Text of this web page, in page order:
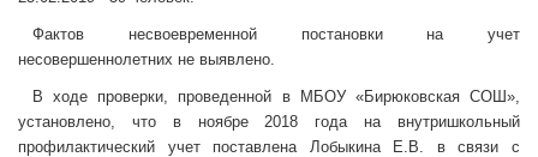
Фактов несвоевременной постановки на учет
несовершеннолетних не выявлено.
В ходе проверки, проведенной в МБОУ «Бирюковская СОШ»,
установлено, что в ноябре 2018 года на внутришкольный
профилактический учет поставлена Лобыкина Е.В. в связи с